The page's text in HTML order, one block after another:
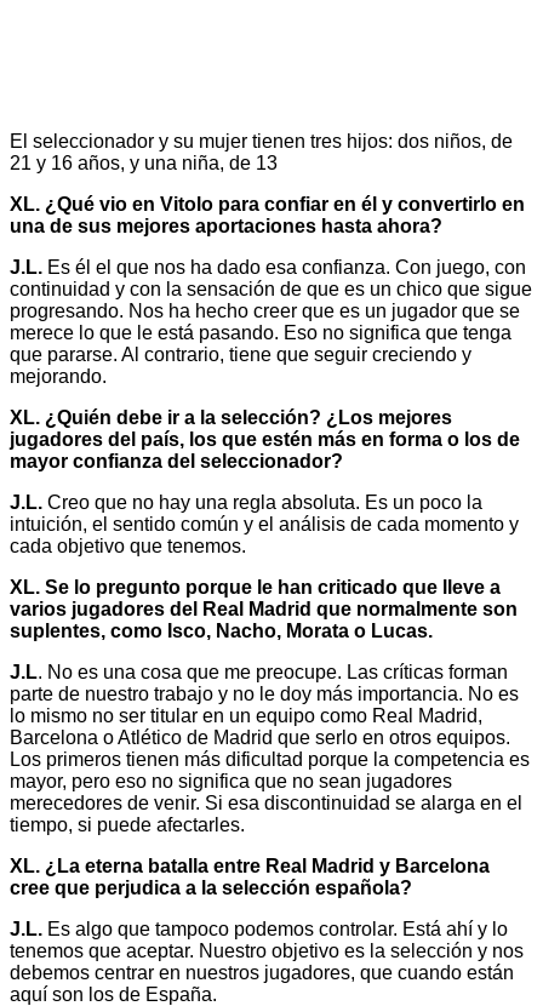
El seleccionador y su mujer tienen tres hijos: dos niños, de
21 y 16 años, y una niña, de 13
XL. ¿Qué vio en Vitolo para confiar en él y convertirlo en
una de sus mejores aportaciones hasta ahora?
J.L. Es él el que nos ha dado esa confianza. Con juego, con
continuidad y con la sensación de que es un chico que sigue
progresando. Nos ha hecho creer que es un jugador que se
merece lo que le está pasando. Eso no significa que tenga
que pararse. Al contrario, tiene que seguir creciendo y
mejorando.
XL. ¿Quién debe ir a la selección? ¿Los mejores
jugadores del país, los que estén más en forma o los de
mayor confianza del seleccionador?
J.L. Creo que no hay una regla absoluta. Es un poco la
intuición, el sentido común y el análisis de cada momento y
cada objetivo que tenemos.
XL. Se lo pregunto porque le han criticado que lleve a
varios jugadores del Real Madrid que normalmente son
suplentes, como Isco, Nacho, Morata o Lucas.
J.L. No es una cosa que me preocupe. Las críticas forman
parte de nuestro trabajo y no le doy más importancia. No es
lo mismo no ser titular en un equipo como Real Madrid,
Barcelona o Atlético de Madrid que serlo en otros equipos.
Los primeros tienen más dificultad porque la competencia es
mayor, pero eso no significa que no sean jugadores
merecedores de venir. Si esa discontinuidad se alarga en el
tiempo, si puede afectarles.
XL. ¿La eterna batalla entre Real Madrid y Barcelona
cree que perjudica a la selección española?
J.L. Es algo que tampoco podemos controlar. Está ahí y lo
tenemos que aceptar. Nuestro objetivo es la selección y nos
debemos centrar en nuestros jugadores, que cuando están
aquí son los de España.